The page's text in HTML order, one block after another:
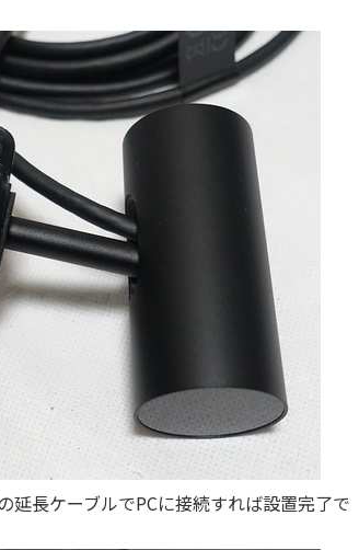
延長ケーブルでPCに接続すれば設置完了で